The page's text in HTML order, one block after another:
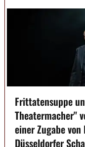
Frittatensuppe
Theatermacher"
einer Zugabe
Düsseldorfer